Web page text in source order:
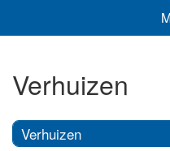
Verhuizen
Verhuizen